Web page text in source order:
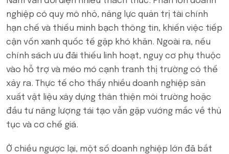
nghiệp có quy mô nhỏ, năng lực quản trị tài chính
hạn chế và thiếu minh bạch thông tin, khiến việc tiếp
cận vốn xanh quốc tế gặp khó khăn. Ngoài ra, nếu
chính sách ưu đãi thiếu linh hoạt, nguy cơ phụ thuộc
vào hỗ trợ và méo mó cạnh tranh thị trường có thể
xảy ra. Thực tế cho thấy nhiều doanh nghiệp sản
xuất vật liệu xây dựng thân thiện môi trường hoặc
đầu tư năng lượng tái tạo vẫn gặp vướng mắc về thủ
tục và cơ chế giá.
Ở chiều ngược lại, một số doanh nghiệp lớn đã bắt